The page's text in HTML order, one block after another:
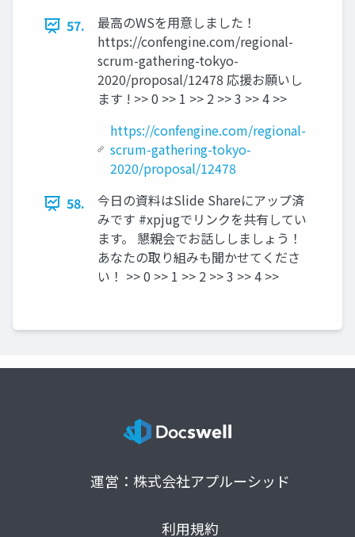
57.
最高のWSを用意しました！
https://confengine.com/regional-
scrum-gathering-tokyo-
2020/proposal/12478 応援お願いし
ます ! >> 0 >> 1 >> 2 >> 3 >> 4 >>
https://confengine.com/regional-
scrum-gathering-tokyo-
2020/proposal/12478
58.
今日の資料はSlide Shareにアップ済
みです #xpjugでリンクを共有してい
ます。 懇親会でお話ししましょう！
あなたの取り組みも聞かせてくださ
い！ >> 0 >> 1 >> 2 >> 3 >> 4 >>
運営：株式会社アプルーシッド
利用規約